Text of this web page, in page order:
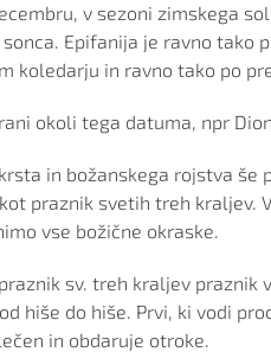
v sezoni zimskega
Epifanija je ravno tako
koledarju in ravno tako po
okoli tega datuma, npr
in božanskega rojstva še
praznik svetih treh kraljev.
vse božične okraske.
sv. treh kraljev praznik
hiše do hiše. Prvi, ki vodi
in obdaruje otroke.